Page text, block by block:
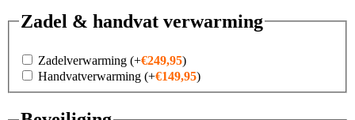
Zadel & handvat verwarming
Zadelverwarming (+€249,95)
Handvatverwarming (+€149,95)